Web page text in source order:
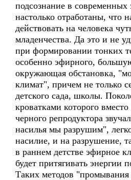
подсознание в современных
настолько отработаны, что
действовать на человека
младенчества. Да это и не
при формировании тонких
особенно эфирного,
окружающая обстановка,
климат", причем не только
детского сада, школы.
кроватками которого
черного репродуктора
насилья мы разрушим",
насилие, и на разрушение,
в раннем детстве эфирное
будет притягивать энергии
Таких методов "промывания